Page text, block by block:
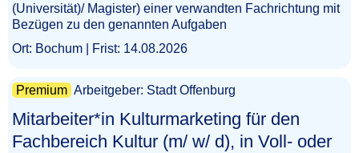
(Universität)/ Magister) einer verwandten Fachrichtung mit
Bezügen zu den genannten Aufgaben
Ort: Bochum | Frist: 14.08.2026
Premium Arbeitgeber: Stadt Offenburg
Mitarbeiter*in Kulturmarketing für den
Fachbereich Kultur (m/ w/ d), in Voll- oder